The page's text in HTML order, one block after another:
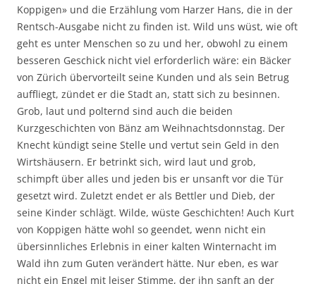
Koppigen» und die Erzählung vom Harzer Hans, die in der
Rentsch-Ausgabe nicht zu finden ist. Wild uns wüst, wie oft
geht es unter Menschen so zu und her, obwohl zu einem
besseren Geschick nicht viel erforderlich wäre: ein Bäcker
von Zürich übervorteilt seine Kunden und als sein Betrug
auffliegt, zündet er die Stadt an, statt sich zu besinnen.
Grob, laut und polternd sind auch die beiden
Kurzgeschichten von Bänz am Weihnachtsdonnstag. Der
Knecht kündigt seine Stelle und vertut sein Geld in den
Wirtshäusern. Er betrinkt sich, wird laut und grob,
schimpft über alles und jeden bis er unsanft vor die Tür
gesetzt wird. Zuletzt endet er als Bettler und Dieb, der
seine Kinder schlägt. Wilde, wüste Geschichten! Auch Kurt
von Koppigen hätte wohl so geendet, wenn nicht ein
übersinnliches Erlebnis in einer kalten Winternacht im
Wald ihn zum Guten verändert hätte. Nur eben, es war
nicht ein Engel mit leiser Stimme, der ihn sanft an der